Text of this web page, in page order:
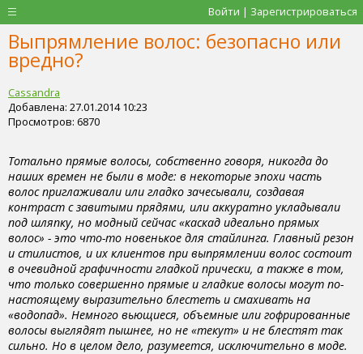
Войти | Зарегистрироваться
Выпрямление волос: безопасно или
вредно?
Cassandra
Добавлена: 27.01.2014 10:23
Просмотров: 6870
Тотально прямые волосы, собственно говоря, никогда до
наших времен не были в моде: в некоторые эпохи часть
волос приглаживали или гладко зачесывали, создавая
контраст с завитыми прядями, или аккуратно укладывали
под шляпку, но модный сейчас «каскад идеально прямых
волос» - это что-то новенькое для стайлинга. Главный резон
и стилистов, и их клиентов при выпрямлении волос состоит
в очевидной графичности гладкой прически, а также в том,
что только совершенно прямые и гладкие волосы могут по-
настоящему выразительно блестеть и смахивать на
«водопад». Немного вьющиеся, объемные или гофрированные
волосы выглядят пышнее, но не «текут» и не блестят так
сильно. Но в целом дело, разумеется, исключительно в моде.